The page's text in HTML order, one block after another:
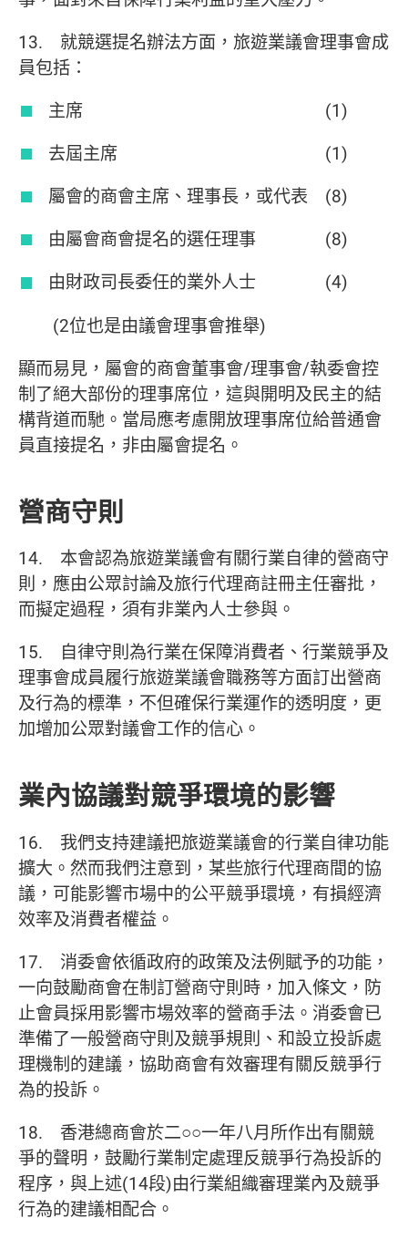
13. 就競選提名辦法方面，旅遊業議會理事會成
員包括：
主席 (1)
去屆主席 (1)
屬會的商會主席、理事長，或代表 (8)
由屬會商會提名的選任理事 (8)
由財政司長委任的業外人士 (4)
(2位也是由議會理事會推舉)
顯而易見，屬會的商會董事會/理事會/執委會控
制了絕大部份的理事席位，這與開明及民主的結
構背道而馳。當局應考慮開放理事席位給普通會
員直接提名，非由屬會提名。
營商守則
14. 本會認為旅遊業議會有關行業自律的營商守
則，應由公眾討論及旅行代理商註冊主任審批，
而擬定過程，須有非業內人士參與。
15. 自律守則為行業在保障消費者、行業競爭及
理事會成員履行旅遊業議會職務等方面訂出營商
及行為的標準，不但確保行業運作的透明度，更
加增加公眾對議會工作的信心。
業內協議對競爭環境的影響
16. 我們支持建議把旅遊業議會的行業自律功能
擴大。然而我們注意到，某些旅行代理商間的協
議，可能影響市場中的公平競爭環境，有損經濟
效率及消費者權益。
17. 消委會依循政府的政策及法例賦予的功能，
一向鼓勵商會在制訂營商守則時，加入條文，防
止會員採用影響市場效率的營商手法。消委會已
準備了一般營商守則及競爭規則、和設立投訴處
理機制的建議，協助商會有效審理有關反競爭行
為的投訴。
18. 香港總商會於二○○一年八月所作出有關競
爭的聲明，鼓勵行業制定處理反競爭行為投訴的
程序，與上述(14段)由行業組織審理業內及競爭
行為的建議相配合。